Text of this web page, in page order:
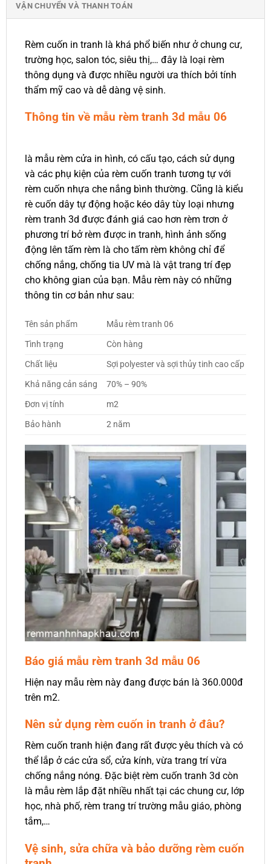
VẬN CHUYỂN VÀ THANH TOÁN
Rèm cuốn in tranh là khá phổ biến như ở chung cư,
trường học, salon tóc, siêu thị,… đây là loại rèm
thông dụng và được nhiều người ưa thích bởi tính
thẩm mỹ cao và dễ dàng vệ sinh.
Thông tin về mẫu rèm tranh 3d mẫu 06
là mẫu rèm cửa in hình, có cấu tạo, cách sử dụng
và các phụ kiện của rèm cuốn tranh tương tự với
rèm cuốn nhựa che nắng bình thường. Cũng là kiểu
rè cuốn dây tự động hoặc kéo dây tùy loại nhưng
rèm tranh 3d được đánh giá cao hơn rèm trơn ở
phương trí bở rèm được in tranh, hình ảnh sống
động lên tấm rèm là cho tấm rèm không chỉ để
chống nắng, chống tia UV mà là vật trang trí đẹp
cho không gian của bạn. Mẫu rèm này có những
thông tin cơ bản như sau:
Tên sản phẩm
Mẫu rèm tranh 06
Tình trạng
Còn hàng
Chất liệu
Sợi polyester và sợi thủy tinh cao cấp
Khả năng cản sáng
70% – 90%
Đơn vị tính
m2
Bảo hành
2 năm
Báo giá mẫu rèm tranh 3d mẫu 06
Hiện nay mẫu rèm này đang được bán là 360.000đ
trên m2.
Nên sử dụng rèm cuốn in tranh ở đâu?
Rèm cuốn tranh hiện đang rất được yêu thích và có
thể lắp ở các cửa sổ, cửa kính, vừa trang trí vừa
chống nắng nóng. Đặc biệt rèm cuốn tranh 3d còn
là mẫu rèm lắp đặt nhiều nhất tại các chung cư, lớp
học, nhà phố, rèm trang trí trường mẫu giáo, phòng
tắm,…
Vệ sinh, sửa chữa và bảo dưỡng rèm cuốn